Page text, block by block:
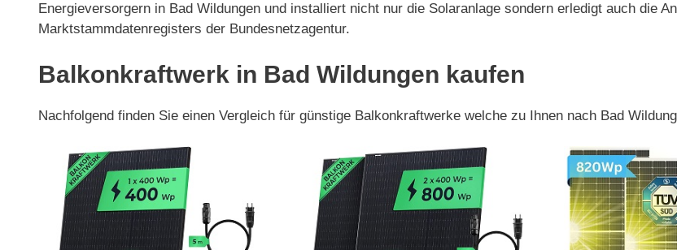
Energieversorgern in Bad Wildungen und installiert nicht nur die Solaranlage sondern erledigt auch die
Marktstammdatenregisters der Bundesnetzagentur.
Balkonkraftwerk in Bad Wildungen kaufen
Nachfolgend finden Sie einen Vergleich für günstige Balkonkraftwerke welche zu Ihnen nach Bad